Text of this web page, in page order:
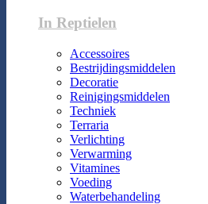
In Reptielen
Accessoires
Bestrijdingsmiddelen
Decoratie
Reinigingsmiddelen
Techniek
Terraria
Verlichting
Verwarming
Vitamines
Voeding
Waterbehandeling